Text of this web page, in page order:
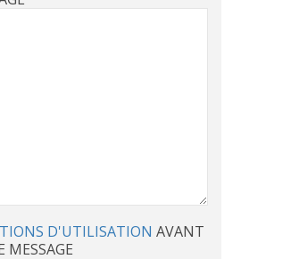
D'UTILISATION AVANT
MESSAGE